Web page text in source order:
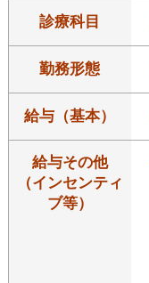
診療科目
勤務形態
給与（基本）
給与その他
（インセンティ
ブ等）